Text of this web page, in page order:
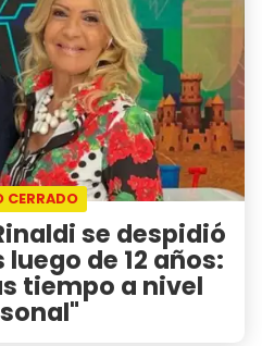
CERRADO
se despidió
de 12 años:
tiempo a nivel